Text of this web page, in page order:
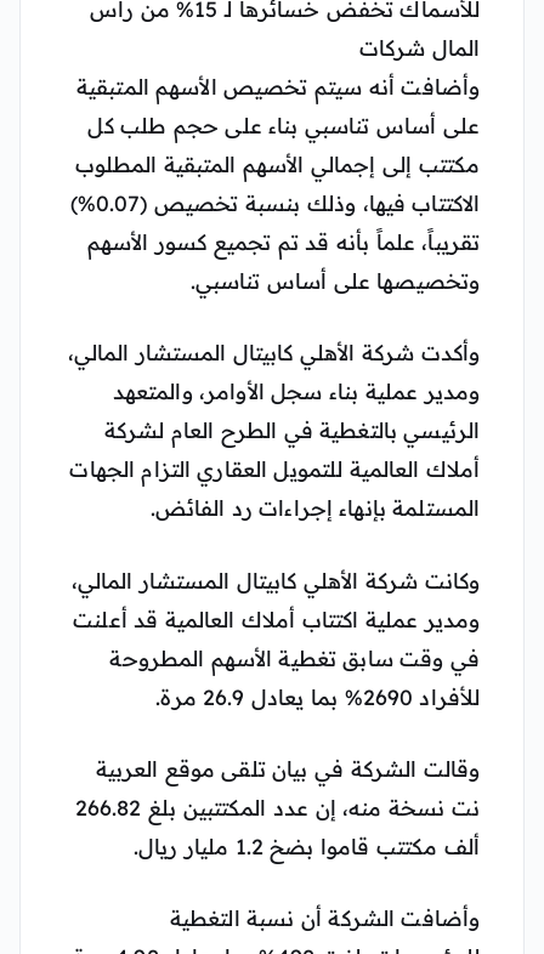
للأسماك تخفض خسائرها لـ 15% من رأس
المال شركات
وأضافت أنه سيتم تخصيص الأسهم المتبقية
على أساس تناسبي بناء على حجم طلب كل
مكتتب إلى إجمالي الأسهم المتبقية المطلوب
الاكتتاب فيها، وذلك بنسبة تخصيص (0.07%)
تقريباً، علماً بأنه قد تم تجميع كسور الأسهم
وتخصيصها على أساس تناسبي.
وأكدت شركة الأهلي كابيتال المستشار المالي،
ومدير عملية بناء سجل الأوامر، والمتعهد
الرئيسي بالتغطية في الطرح العام لشركة
أملاك العالمية للتمويل العقاري التزام الجهات
المستلمة بإنهاء إجراءات رد الفائض.
وكانت شركة الأهلي كابيتال المستشار المالي،
ومدير عملية اكتتاب أملاك العالمية قد أعلنت
في وقت سابق تغطية الأسهم المطروحة
للأفراد 2690% بما يعادل 26.9 مرة.
وقالت الشركة في بيان تلقى موقع العربية
نت نسخة منه، إن عدد المكتتبين بلغ 266.82
ألف مكتتب قاموا بضخ 1.2 مليار ريال.
وأضافت الشركة أن نسبة التغطية